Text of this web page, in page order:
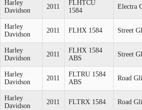
Harley
Davidson
2011
FLHTCU
1584
Electra
Harley
Davidson
2011 FLHX 1584 Street
Harley
Davidson
2011
FLHX 1584
ABS
Street
Harley
Davidson
2011
FLTRU 1584
ABS
Road
Harley
Davidson
2011 FLTRX 1584 Road